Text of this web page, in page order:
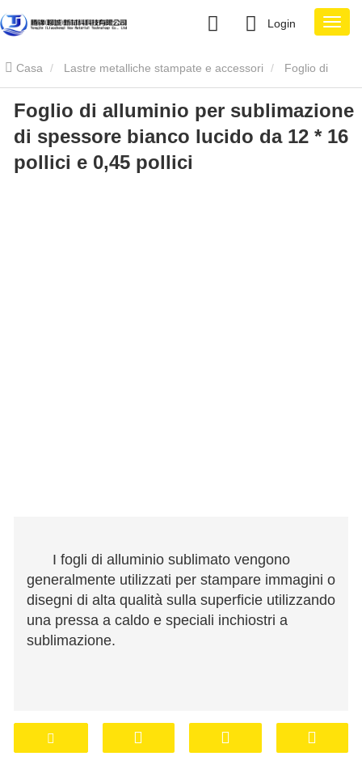
Login
Casa Lastre metalliche stampate e accessori Foglio di
alluminio per sublimazione Foglio di alluminio per sublimazione di
spessore bianco lucido da 12 * 16 pollici e 0,45 pollici
Foglio di alluminio per sublimazione
di spessore bianco lucido da 12 * 16
pollici e 0,45 pollici
I fogli di alluminio sublimato vengono
generalmente utilizzati per stampare immagini o
disegni di alta qualità sulla superficie utilizzando
una pressa a caldo e speciali inchiostri a
sublimazione.